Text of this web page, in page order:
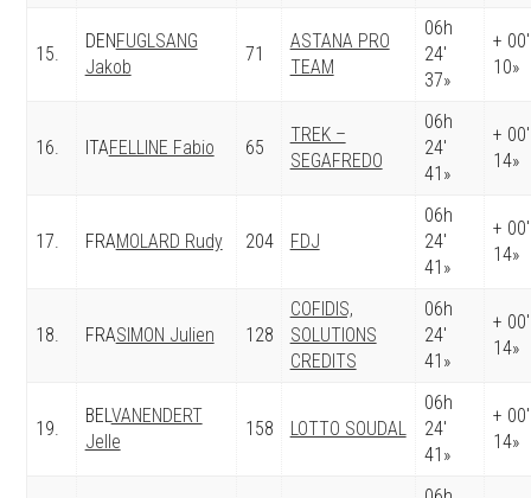
15.
DENFUGLSANG
Jakob
71
ASTANA PRO
TEAM
06h
24′
37»
+ 00′
10»
16. ITAFELLINE Fabio 65
TREK –
SEGAFREDO
06h
24′
41»
+ 00′
14»
17. FRAMOLARD Rudy 204 FDJ
06h
24′
41»
+ 00′
14»
18. FRASIMON Julien 128
COFIDIS,
SOLUTIONS
CREDITS
06h
24′
41»
+ 00′
14»
19.
BELVANENDERT
Jelle
158 LOTTO SOUDAL
06h
24′
41»
+ 00′
14»